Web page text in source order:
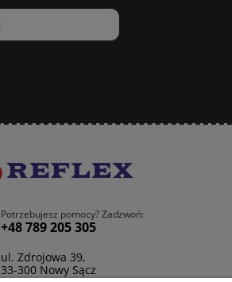
Potrzebujesz pomocy? Zadzwoń:
+48 789 205 305
ul. Zdrojowa 39,
33-300 Nowy Sącz